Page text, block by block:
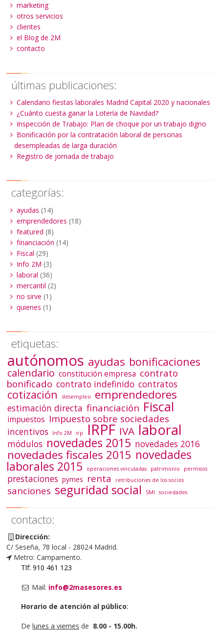
marketing
otros servicios
clientes
el Blog de 2M
contacto
últimas publicaciones:
Calendario fiestas laborales Madrid Capital 2020 y nacionales
¿Cuánto cuesta ganar la Lotería de Navidad?
Inspección de Trabajo: Plan de choque por un trabajo digno
Bonificación por la contratación laboral de personas
desempleadas de larga duración
Registro de jornada de trabajo
categorías:
ayudas (14)
emprendedores (18)
featured (8)
financiación (14)
Fiscal (29)
Info 2M (3)
laboral (36)
mercantil (2)
no sirve (1)
quienes (1)
etiquetas:
autónomos ayudas bonificaciones
calendario constitución empresa contrato
bonificado contrato indefinido contratos
cotización desempleo emprendedores
estimación directa financiación Fiscal
impuestos Impuesto sobre sociedades
incentivos Info 2M irp IRPF IVA laboral
módulos novedades 2015 novedades 2016
novedades fiscales 2015 novedades
laborales 2015 operaciones vinculadas patrimonio permisos
prestaciones pymes renta retribuciones de los socios
sanciones seguridad social SMI sociedades
contacto:
Dirección:
C/ Seseña, 78 local - 28024 Madrid.
Metro: Campamento.
Tlf: 910 461 123
Mail: info@2masesores.es
Horario de atención al público:
Delunes a viernes de 8.00 - 15.00h.